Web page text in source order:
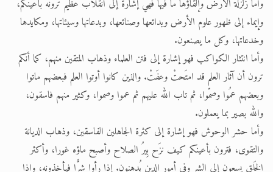
وأما زلزلة الأرض وإلقاؤها ما فيها فهي إشارة إلى انقلاب عظيم ترونه بأعينكم،
وإيماء إلى ظهور علوم الأرض وبدائعها وصنائعها، وبدعاتها وسيئاتها، ومكايدها
وخدعاتها، وكل ما يصنعون.
وأما انتثار الكواكب فهو إشارة إلى فتن العلماء وذهاب المتقين منهم، كما أنكم
ترون أن آثار العلم قد امتَحتْ وعفَتْ. والذين كانوا أوتوا العلم فبعضهم ماتوا
وبعضهم عمُوا وصمّوا، ثم تاب الله عليهم ثم عموا وصموا، وكثير منهم فاسقون،
والله بصير بما يعملون.
وأما حشر الوحوش فهو إشارة إلى كثرة الجاهلين الفاسقين، وذهاب الديانة
والتقوى، فترون بأعينكم كيف نزَح بِيرُ الصلاح وأصبح ماؤه غورا، وأكثر
الخَلق يسعون إلى الشر وفي أمور الدين يُدهِنون. إذا رأوا شرًّا فيأخذونه، وإذا